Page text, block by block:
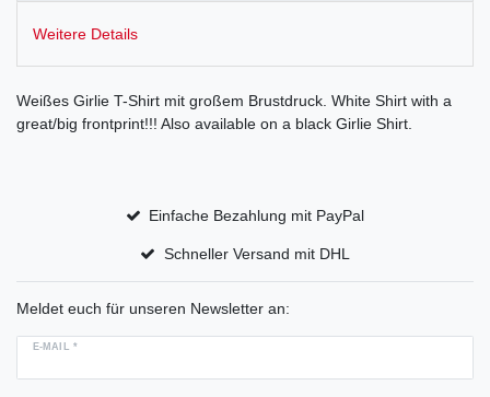
Weitere Details
Weißes Girlie T-Shirt mit großem Brustdruck. White Shirt with a
great/big frontprint!!! Also available on a black Girlie Shirt.
Einfache Bezahlung mit PayPal
Schneller Versand mit DHL
Meldet euch für unseren Newsletter an:
E-MAIL *